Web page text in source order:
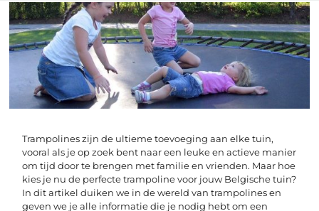
Trampolines zijn de ultieme toevoeging aan elke tuin,
vooral als je op zoek bent naar een leuke en actieve manier
om tijd door te brengen met familie en vrienden. Maar hoe
kies je nu de perfecte trampoline voor jouw Belgische tuin?
In dit artikel duiken we in de wereld van trampolines en
geven we je alle informatie die je nodig hebt om een